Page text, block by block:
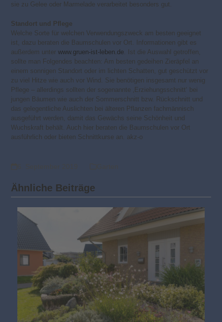
sie zu Gelee oder Marmelade verarbeitet besonders gut.
Standort und Pflege
Welche Sorte für welchen Verwendungszweck am besten geeignet
ist, dazu beraten die Baumschulen vor Ort. Informationen gibt es
außerdem unterwww.gruen-ist-leben.de. Ist die Auswahl getroffen,
sollte man Folgendes beachten: Am besten gedeihen Zieräpfel an
einem sonnigen Standort oder im lichten Schatten, gut geschützt vor
zu viel Hitze wie auch vor Wind. Sie benötigen insgesamt nur wenig
Pflege – allerdings sollten der sogenannte ‚Erziehungsschnitt‘ bei
jungen Bäumen wie auch der Sommerschnitt bzw. Rückschnitt und
das gelegentliche Auslichten bei älteren Pflanzen fachmännisch
ausgeführt werden, damit das Gewächs seine Schönheit und
Wuchskraft behält. Auch hier beraten die Baumschulen vor Ort
ausführlich oder bieten Schnittkurse an. akz-o
Ähnliche Beiträge